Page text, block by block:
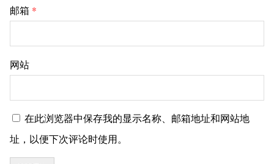
邮箱 *
网站
在此浏览器中保存我的显示名称、邮箱地址和网站地
址，以便下次评论时使用。